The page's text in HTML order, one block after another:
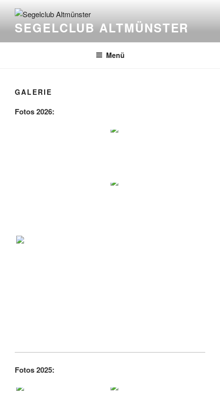
Inhalt
springenSEGELCLUB ALTMÜNSTER
Menü
GALERIE
Fotos 2026:
Fotos 2025: